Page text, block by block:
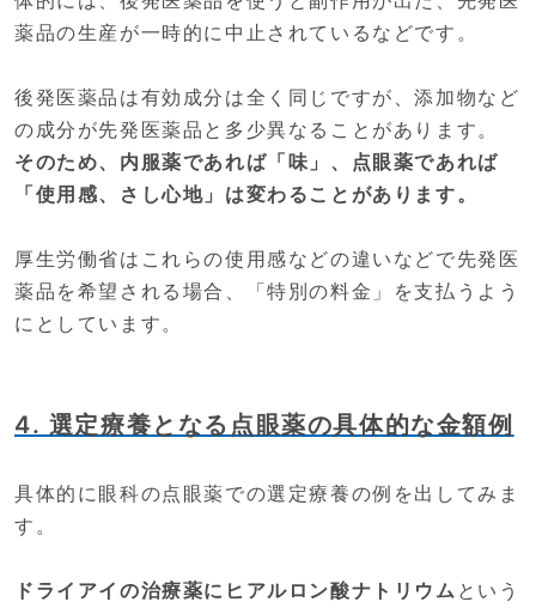
薬品の生産が一時的に中止されているなどです。
後発医薬品は有効成分は全く同じですが、添加物など
の成分が先発医薬品と多少異なることがあります。
そのため、内服薬であれば「味」、点眼薬であれば
「使用感、さし心地」は変わることがあります。
厚生労働省はこれらの使用感などの違いなどで先発医
薬品を希望される場合、「特別の料金」を支払うよう
にとしています。
4. 選定療養となる点眼薬の具体的な金額例
具体的に眼科の点眼薬での選定療養の例を出してみま
す。
ドライアイの治療薬にヒアルロン酸ナトリウム という